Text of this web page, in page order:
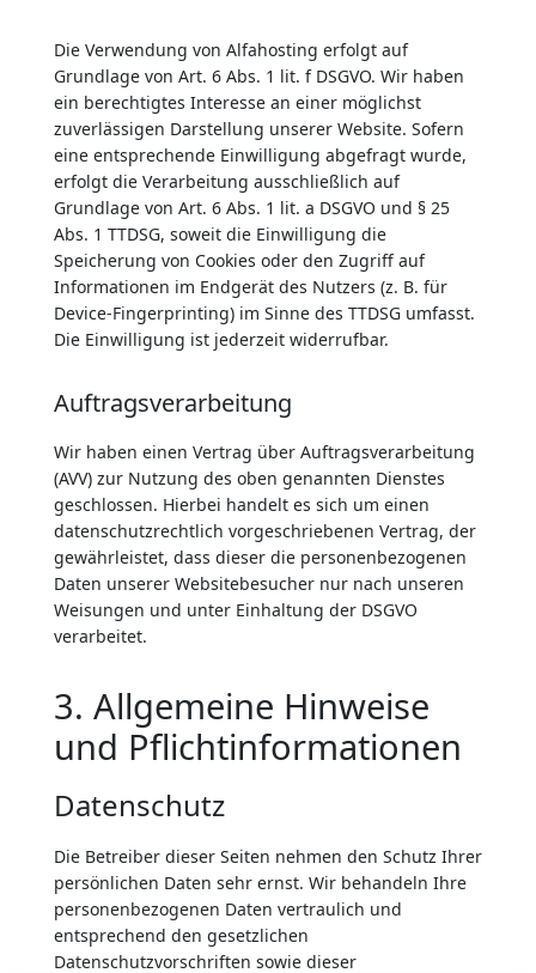
Die Verwendung von Alfahosting erfolgt auf
Grundlage von Art. 6 Abs. 1 lit. f DSGVO. Wir haben
ein berechtigtes Interesse an einer möglichst
zuverlässigen Darstellung unserer Website. Sofern
eine entsprechende Einwilligung abgefragt wurde,
erfolgt die Verarbeitung ausschließlich auf
Grundlage von Art. 6 Abs. 1 lit. a DSGVO und § 25
Abs. 1 TTDSG, soweit die Einwilligung die
Speicherung von Cookies oder den Zugriff auf
Informationen im Endgerät des Nutzers (z. B. für
Device-Fingerprinting) im Sinne des TTDSG umfasst.
Die Einwilligung ist jederzeit widerrufbar.
Auftragsverarbeitung
Wir haben einen Vertrag über Auftragsverarbeitung
(AVV) zur Nutzung des oben genannten Dienstes
geschlossen. Hierbei handelt es sich um einen
datenschutzrechtlich vorgeschriebenen Vertrag, der
gewährleistet, dass dieser die personenbezogenen
Daten unserer Websitebesucher nur nach unseren
Weisungen und unter Einhaltung der DSGVO
verarbeitet.
3. Allgemeine Hinweise
und Pflicht­informationen
Datenschutz
Die Betreiber dieser Seiten nehmen den Schutz Ihrer
persönlichen Daten sehr ernst. Wir behandeln Ihre
personenbezogenen Daten vertraulich und
entsprechend den gesetzlichen
Datenschutzvorschriften sowie dieser